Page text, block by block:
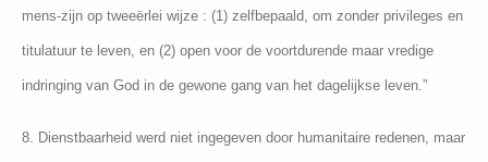
mens-zijn op tweeërlei wijze : (1) zelfbepaald, om zonder privileges en
titulatuur te leven, en (2) open voor de voortdurende maar vredige
indringing van God in de gewone gang van het dagelijkse leven.”
8. Dienstbaarheid werd niet ingegeven door humanitaire redenen, maar